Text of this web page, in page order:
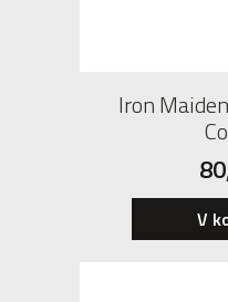
Iron
V